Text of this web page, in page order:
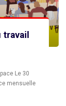
travail
Le 30
mensuelle